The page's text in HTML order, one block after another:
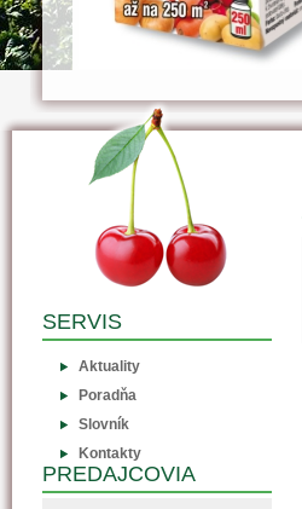
SERVIS
Aktuality
Poradňa
Slovník
Kontakty
PREDAJCOVIA